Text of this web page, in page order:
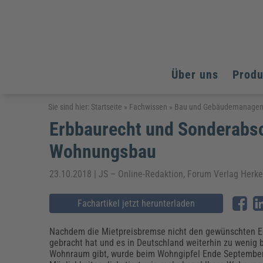
Über uns
Arbeitsschutz
Fachpublikationen & Arbeitshilfen
Arbeitssicherheit & Gesundheitsschutz
Brandschutz
Weiterbildungen (AKADEMIE HERKERT)
Arbeitsschutz & Brandschutz
Assistenz & Office-Management
Baurecht & Architektenrecht
Energieoptimiertes & klimaneutrales Bauen
Nachhaltiges Planen
Bau, Immobilien & Gebäudemanagement
Bildung und Erziehung
Kinderschutz, Jugendhilfe & Inklusion
Datenschutz & IT-Recht
Elektrosicherheit
Fachpublikationen & Arbeitshilfen
Weiterbildungen (AKADEMIE HERKERT)
Arbeitsschutz
Bildung und Erziehung
Energie und Umwelt
Kommunales
Reisekosten und Finanzen
Arbeitsschutz
Bildung und Erziehung
Energie und Umwelt
Kommunales
Reisekosten und Finanzen
Sie sind hier: Startseite » Fachwissen » Bau und
Erbbaurecht und
Wohnungsbau
23.10.2018 | JS – Online-Redaktion, Forum Verlag
Fachartikel jetzt herunterladen
Nachdem die Mietpreisbremse nicht den gewünschten
gebracht hat und es in Deutschland weiterhin zu wenig
Wohnraum gibt, wurde beim Wohngipfel Ende